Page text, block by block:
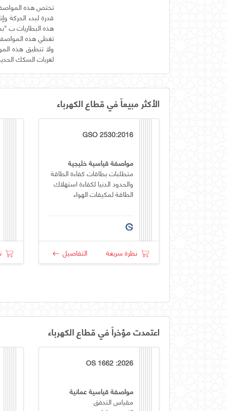
قدرة لبدء الحركة
ولا تنطبق هذه
لعربات السكك
الأكثر مبيعاً في قطاع الكهرباء
GSO 2530:2016
مواصفة قياسية خليجية
متطلبات بطاقات كفاءة الطاقة
والحدود الدنيا لكفاءة استهلاك
الطاقة لمكيفات الهواء
نظرة سريعة التفاصيل
اعتمدت مؤخراً في قطاع الكهرباء
OS 1662 :2026
مواصفة قياسية عمانية
مقياس التدفق